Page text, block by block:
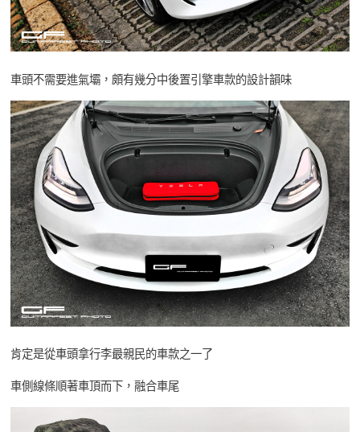
車頭不需要進氣壩，頗有幾分中後置引擎車款的設計韻味
肯定是從車頭拿行李最親民的車款之一了
車側線條順著車頂而下，融合車尾